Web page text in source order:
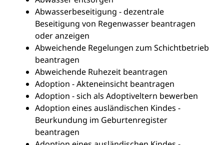
Abwasserbeseitigung - dezentrale
Beseitigung von Regenwasser beantragen
oder anzeigen
Abweichende Regelungen zum Schichtbetrieb
beantragen
Abweichende Ruhezeit beantragen
Adoption - Akteneinsicht beantragen
Adoption - sich als Adoptiveltern bewerben
Adoption eines ausländischen Kindes -
Beurkundung im Geburtenregister
beantragen